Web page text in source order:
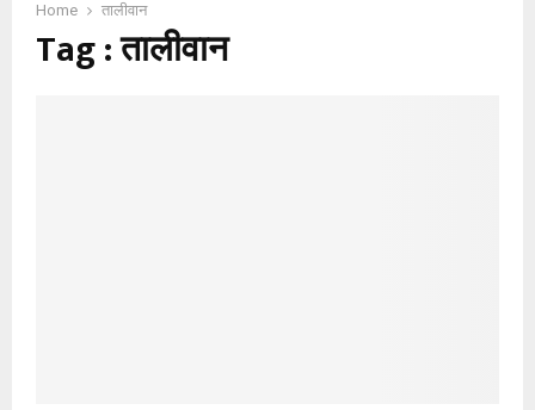
Home तालीवान
Tag : तालीवान